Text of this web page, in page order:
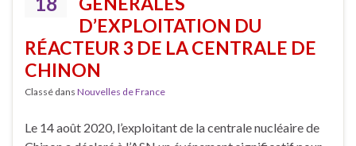
D’EXPLOITATION DU
RÉACTEUR 3 DE LA CENTRALE DE
CHINON
Classé dans Nouvelles de France
Le 14 août 2020, l’exploitant de la centrale nucléaire de